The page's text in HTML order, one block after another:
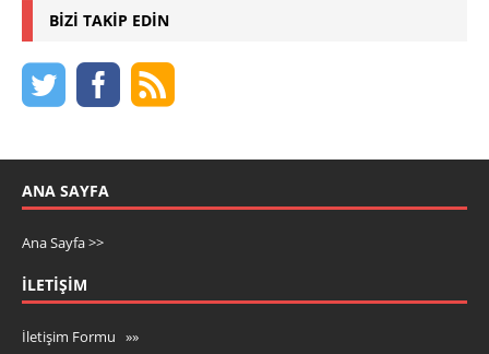
BIZI TAKIP EDIN
ANA SAYFA
Ana Sayfa >>
İLETIŞIM
İletişim Formu »»